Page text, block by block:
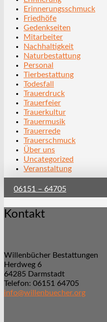
Erinnerungsschmuck
Friedhöfe
Gedenkseiten
Mitarbeiter
Nachhaltigkeit
Naturbestattung
Personal
Tierbestattung
Todesfall
Trauerdruck
Trauerfeier
Trauerkultur
Trauermusik
Trauerrede
Trauerschmuck
Über uns
Uncategorized
Veranstaltung
06151 – 64705
Kontakt
Willenbücher Bestattungen
Herdweg 6
64285 Darmstadt
Telefon: 06151 64705
info@willenbuecher.org